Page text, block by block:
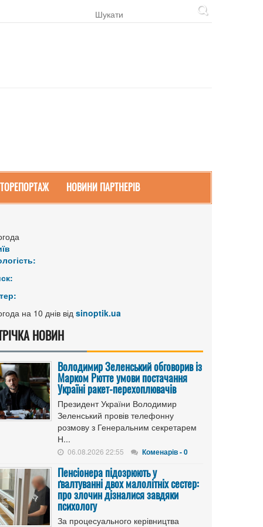
НОВИНИ ПАРТНЕРІВ
на 10 днів від sinoptik.ua
НОВИН
Володимир Зеленський обговорив із
Марком Рютте умови постачання
Україні ракет-перехоплювачів
Президент України Володимир
Зеленський провів телефонну
розмову з Генеральним секретарем
Н...
06.08.2026 22:55 Коменарів - 0
Пенсіонера підозрюють у
ґвалтуванні двох малолітніх сестер:
про злочин дізналися завдяки
психологу
За процесуального керівництва